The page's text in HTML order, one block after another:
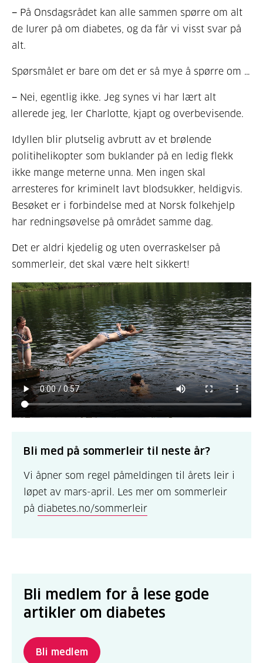
− På Onsdagsrådet kan alle sammen spørre om alt
de lurer på om diabetes, og da får vi visst svar på
alt.
Spørsmålet er bare om det er så mye å spørre om …
− Nei, egentlig ikke. Jeg synes vi har lært alt
allerede jeg, ler Charlotte, kjapt og overbevisende.
Idyllen blir plutselig avbrutt av et brølende
politihelikopter som buklander på en ledig flekk
ikke mange meterne unna. Men ingen skal
arresteres for kriminelt lavt blodsukker, heldigvis.
Besøket er i forbindelse med at Norsk folkehjelp
har redningsøvelse på området samme dag.
Det er aldri kjedelig og uten overraskelser på
sommerleir, det skal være helt sikkert!
Bli med på sommerleir til neste år?
Vi åpner som regel påmeldingen til årets leir i
løpet av mars-april. Les mer om sommerleir
på diabetes.no/sommerleir
Bli medlem for å lese gode
artikler om diabetes
Bli medlem